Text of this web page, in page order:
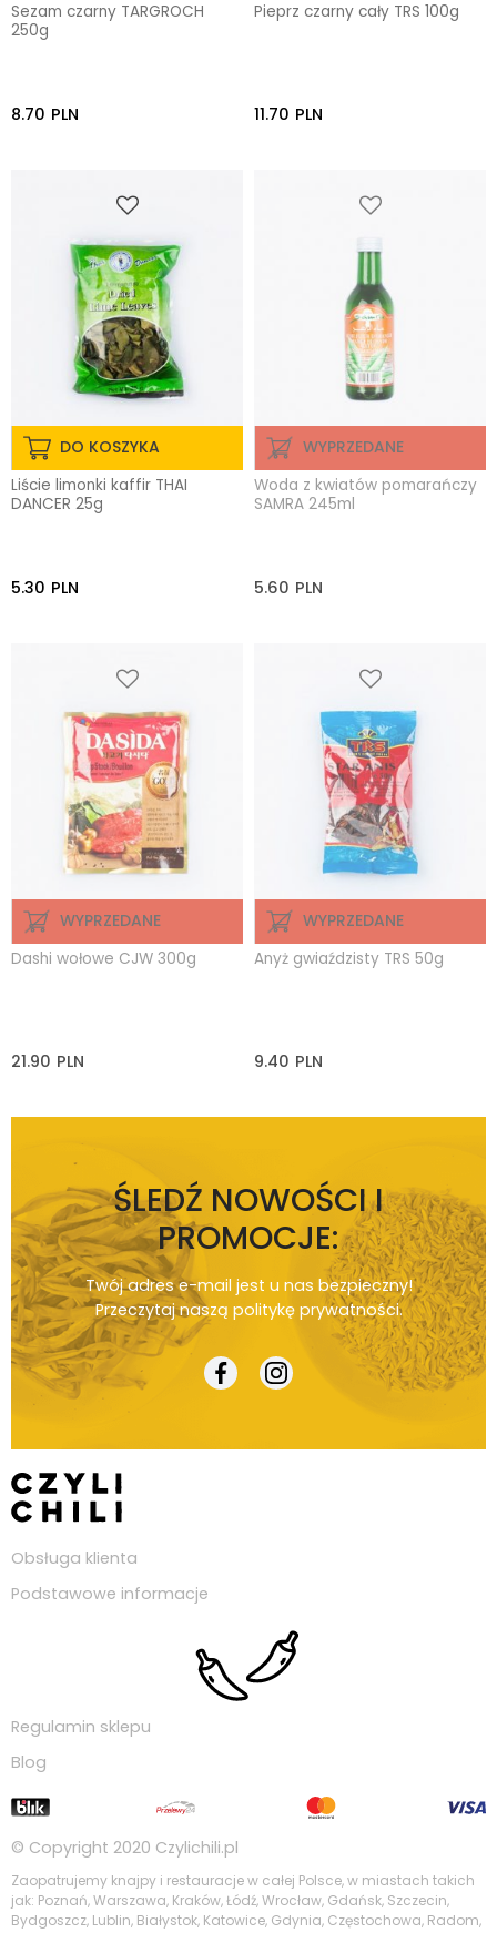
Sezam czarny TARGROCH
250g
8.70 PLN
Pieprz czarny cały TRS 100g
11.70 PLN
DO KOSZYKA
Liście limonki kaffir THAI
DANCER 25g
5.30 PLN
WYPRZEDANE
Woda z kwiatów pomarańczy
SAMRA 245ml
5.60 PLN
WYPRZEDANE
Dashi wołowe CJW 300g
21.90 PLN
WYPRZEDANE
Anyż gwiaździsty TRS 50g
9.40 PLN
ŚLEDŹ NOWOŚCI I
PROMOCJE:
Twój adres e-mail jest u nas bezpieczny!
Przeczytaj naszą politykę prywatności.
Obsługa klienta
Podstawowe informacje
Regulamin sklepu
Blog
© Copyright 2020 Czylichili.pl
Zaopatrujemy knajpy i restauracje w całej Polsce, w miastach takich
jak: Poznań, Warszawa, Kraków, Łódź, Wrocław, Gdańsk, Szczecin,
Bydgoszcz, Lublin, Białystok, Katowice, Gdynia, Częstochowa, Radom,